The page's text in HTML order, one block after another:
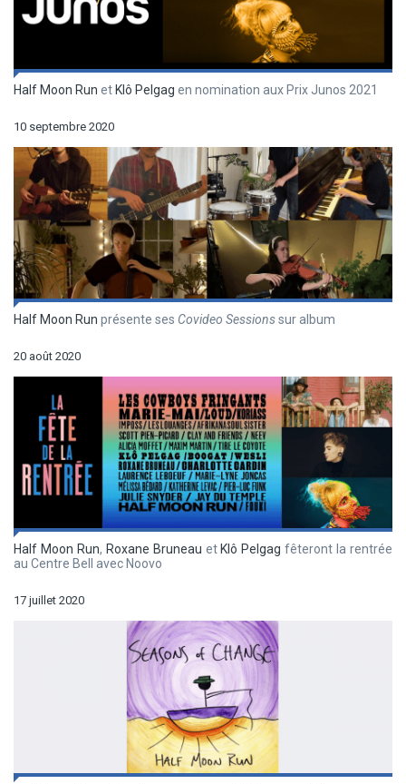
Half Moon Run et Klô Pelgag en nomination aux Prix Junos 2021
10 septembre 2020
Half Moon Run présente ses Covideo Sessionssur album
20 août 2020
Half Moon Run, Roxane Bruneau et Klô Pelgag fêteront la rentrée
au Centre Bell avec Noovo
17 juillet 2020